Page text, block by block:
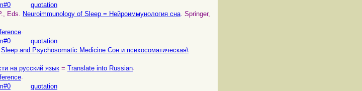
quotation
Eds. Neuroimmunology of Sleep = Нейроиммунология сна. Springer,
.
quotation
Sleep and Psychosomatic Medicine Сон и психосоматическая\
на русский язык = Translate into Russian.
.
quotation